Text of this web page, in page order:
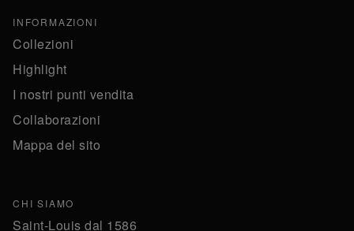
INFORMAZIONI
Collezioni
Highlight
I nostri punti vendita
Collaborazioni
Mappa del sito
CHI SIAMO
Saint-Louis dal 1586